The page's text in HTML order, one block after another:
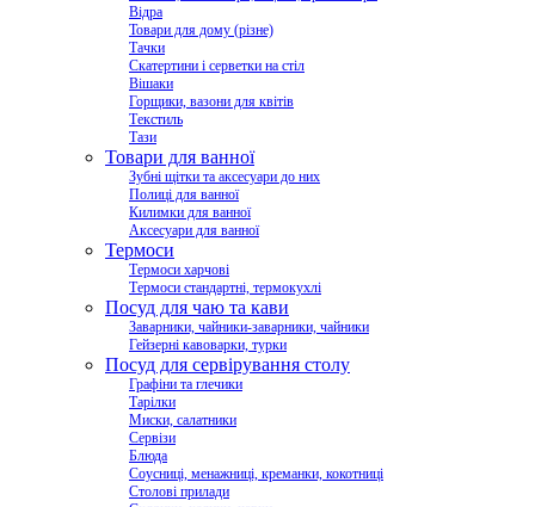
Відра
Товари для дому (різне)
Тачки
Скатертини і серветки на стіл
Вішаки
Горщики, вазони для квітів
Текстиль
Тази
Товари для ванної
Зубні щітки та аксесуари до них
Полиці для ванної
Килимки для ванної
Аксесуари для ванної
Термоси
Термоси харчові
Термоси стандартні, термокухлі
Посуд для чаю та кави
Заварники, чайники-заварники, чайники
Гейзерні кавоварки, турки
Посуд для сервірування столу
Графіни та глечики
Тарілки
Миски, салатники
Сервізи
Блюда
Соусниці, менажниці, креманки, кокотниці
Столові прилади